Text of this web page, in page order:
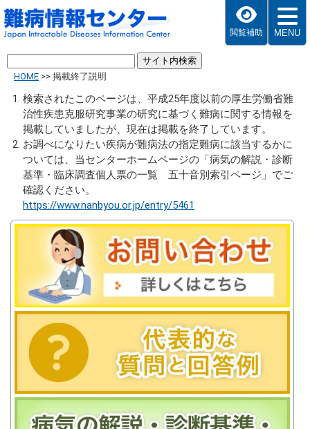
閲覧補助 MENU
HOME >> 掲載終了説明
検索されたこのページは、平成25年度以前の厚生労働省難
治性疾患克服研究事業の研究に基づく難病に関する情報を
掲載していましたが、現在は掲載を終了しています。
お調べになりたい疾病が難病法の指定難病に該当するかに
ついては、当センターホームページの「病気の解説・診断
基準・臨床調査個人票の一覧 五十音別索引ページ」でご
確認ください。
https://www.nanbyou.or.jp/entry/5461